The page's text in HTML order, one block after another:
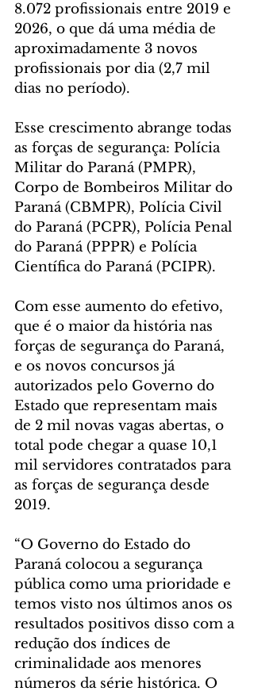
8.072 profissionais entre 2019 e
2026, o que dá uma média de
aproximadamente 3 novos
profissionais por dia (2,7 mil
dias no período).
Esse crescimento abrange todas
as forças de segurança: Polícia
Militar do Paraná (PMPR),
Corpo de Bombeiros Militar do
Paraná (CBMPR), Polícia Civil
do Paraná (PCPR), Polícia Penal
do Paraná (PPPR) e Polícia
Científica do Paraná (PCIPR).
Com esse aumento do efetivo,
que é o maior da história nas
forças de segurança do Paraná,
e os novos concursos já
autorizados pelo Governo do
Estado que representam mais
de 2 mil novas vagas abertas, o
total pode chegar a quase 10,1
mil servidores contratados para
as forças de segurança desde
2019.
“O Governo do Estado do
Paraná colocou a segurança
pública como uma prioridade e
temos visto nos últimos anos os
resultados positivos disso com a
redução dos índices de
criminalidade aos menores
números da série histórica. O